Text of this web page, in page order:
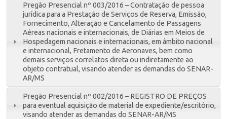
Pregão Presencial nº 003/2016 – Contratação de pessoa
jurídica para a Prestação de Serviços de Reserva, Emissão,
Fornecimento, Alteração e Cancelamento de Passagens
Aéreas nacionais e internacionais, de Diárias em Meios de
Hospedagem nacionais e internacionais, em âmbito nacional
e internacional, Fretamento de Aeronaves, bem como
demais serviços correlatos direta ou indiretamente ao
objeto contratual, visando atender as demandas do SENAR-
AR/MS
Pregão Presencial nº 002/2016 – REGISTRO DE PREÇOS
para eventual aquisição de material de expediente/escritório,
visando atender as demandas do SENAR-AR/MS